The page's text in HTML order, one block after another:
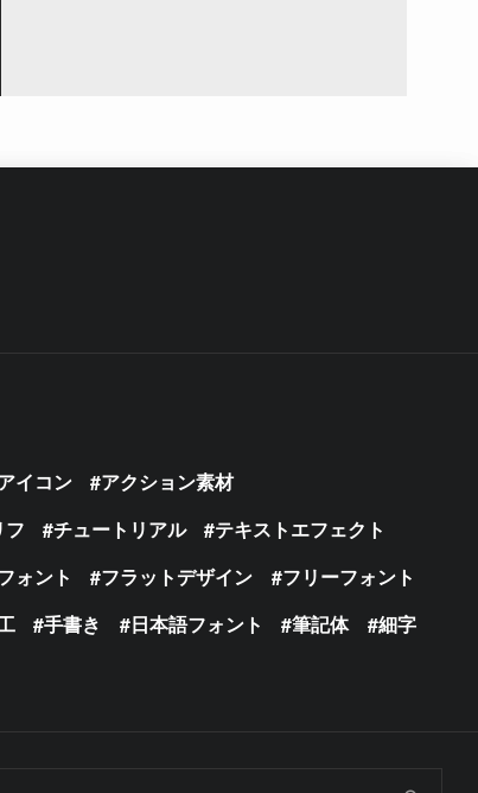
イコン
アクション素材
フ チュートリアル
テキストエフェクト
ォント フラットデザイン
フリーフォント
手書き 日本語フォント 筆記体
細字